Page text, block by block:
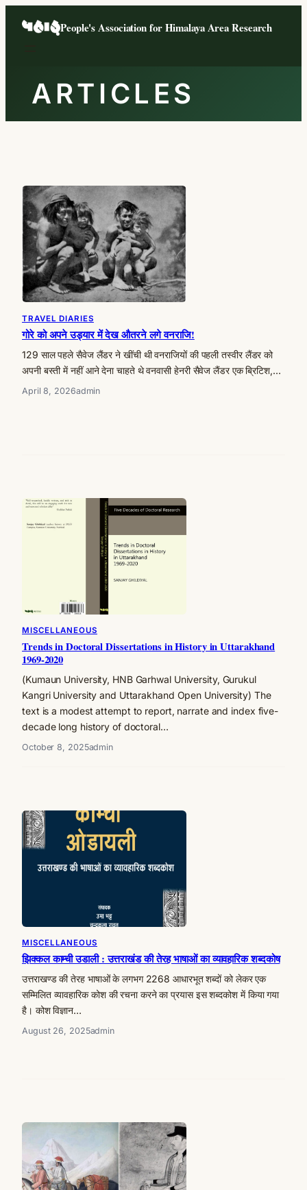
People's Association for Himalaya Area Research
ARTICLES
TRAVEL DIARIES
गोरे को अपने उड्यार में देख औतरने लगे वनराजि!
129 साल पहले सैवेज लैंडर ने खींची थी वनराजियों की पहली तस्वीर लैंडर को
अपनी बस्ती में नहीं आने देना चाहते थे वनवासी हेनरी सैवेज लैंडर एक ब्रिटिश,…
April 8, 2026admin
MISCELLANEOUS
Trends in Doctoral Dissertations in History in Uttarakhand
1969-2020
(Kumaun University, HNB Garhwal University, Gurukul
Kangri University and Uttarakhand Open University) The
text is a modest attempt to report, narrate and index five-
decade long history of doctoral…
October 8, 2025admin
MISCELLANEOUS
झिक्कल काम्ची उडाली : उत्तराखंड की तेरह भाषाओं का व्यावहारिक शब्दकोष
उत्तराखण्ड की तेरह भाषाओं के लगभग 2268 आधारभूत शब्दों को लेकर एक
सम्मिलित व्यावहारिक कोश की रचना करने का प्रयास इस शब्दकोश में किया गया
है। कोश विज्ञान…
August 26, 2025admin